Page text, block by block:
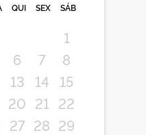
QUI SEX SÁB
1
6 7
8
13 14
15
20 21
22
27 28 29